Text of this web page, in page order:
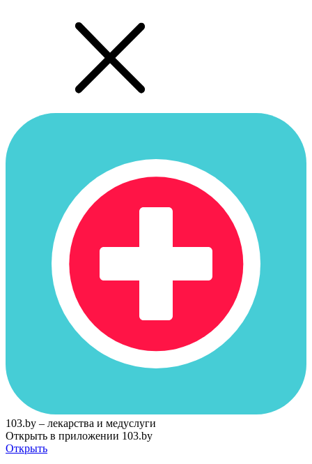
103.by – лекарства и медуслуги
Открыть в приложении 103.by
Открыть